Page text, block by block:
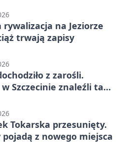
rywalizacja na Jeziorze
trwają zapisy
z zarośli.
Szczecinie znaleźli tam
Tokarska przesunięty.
z nowego miejsca